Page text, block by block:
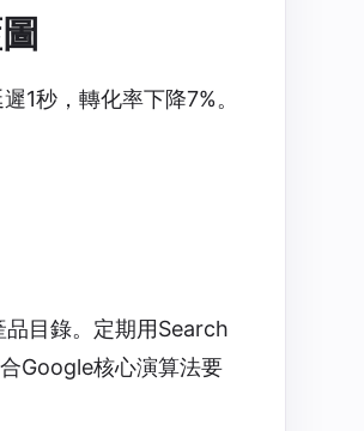
1秒，轉化率下降7%。
目錄。定期用Search
Google核心演算法要